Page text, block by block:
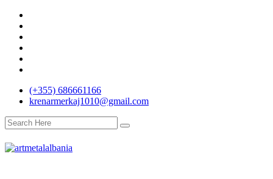
(+355) 686661166
krenarmerkaj1010@gmail.com